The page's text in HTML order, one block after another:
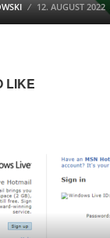
12. AUGUST 2022
LIKE